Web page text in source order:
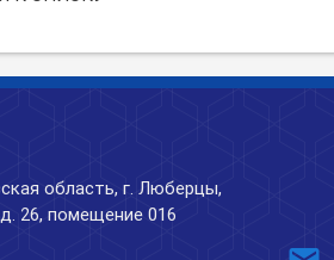
область, г. Люберцы,
26, помещение 016